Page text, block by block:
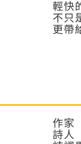
輕快的
不只是
更帶給
作家
詩人